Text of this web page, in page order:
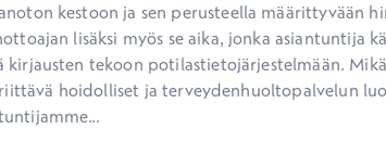
kestoon ja sen perusteella määrittyvään
lisäksi myös se aika, jonka asiantuntija
kirjausten tekoon potilastietojärjestelmään.
hoidolliset ja terveydenhuoltopalvelun